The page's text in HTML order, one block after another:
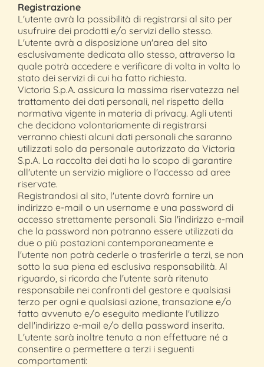
Registrazione
L'utente avrà la possibilità di registrarsi al sito per
usufruire dei prodotti e/o servizi dello stesso.
L'utente avrà a disposizione un'area del sito
esclusivamente dedicata allo stesso, attraverso la
quale potrà accedere e verificare di volta in volta lo
stato dei servizi di cui ha fatto richiesta.
Victoria S.p.A. assicura la massima riservatezza nel
trattamento dei dati personali, nel rispetto della
normativa vigente in materia di privacy. Agli utenti
che decidono volontariamente di registrarsi
verranno chiesti alcuni dati personali che saranno
utilizzati solo da personale autorizzato da Victoria
S.p.A. La raccolta dei dati ha lo scopo di garantire
all'utente un servizio migliore o l'accesso ad aree
riservate.
Registrandosi al sito, l'utente dovrà fornire un
indirizzo e-mail o un username e una password di
accesso strettamente personali. Sia l'indirizzo e-mail
che la password non potranno essere utilizzati da
due o più postazioni contemporaneamente e
l'utente non potrà cederle o trasferirle a terzi, se non
sotto la sua piena ed esclusiva responsabilità. Al
riguardo, si ricorda che l'utente sarà ritenuto
responsabile nei confronti del gestore e qualsiasi
terzo per ogni e qualsiasi azione, transazione e/o
fatto avvenuto e/o eseguito mediante l'utilizzo
dell'indirizzo e-mail e/o della password inserita.
L'utente sarà inoltre tenuto a non effettuare né a
consentire o permettere a terzi i seguenti
comportamenti: